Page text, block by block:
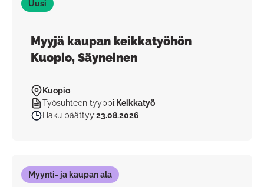
Uusi
Myyjä kaupan keikkatyöhön
Kuopio, Säyneinen
Kuopio
Työsuhteen tyyppi: Keikkatyö
Haku päättyy:23.08.2026
Myynti- ja kaupan ala